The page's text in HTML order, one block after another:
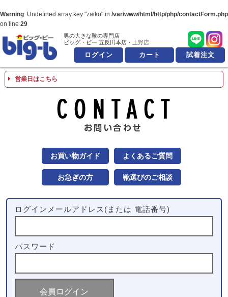
Warning: Undefined array key "zaiko" in /var/www/html/http/php/contactForm.php
on line 29
男の大きな靴の
男の大きな靴の専門店
ビッグ・ビー 五反田本店・上野店
ログイン カート 試着注文
営業日はこちら
お買い物ガイド よくあるご質問
お急ぎの方 靴選びのご相談
ログインメールアドレス(または 電話番号)
パスワード